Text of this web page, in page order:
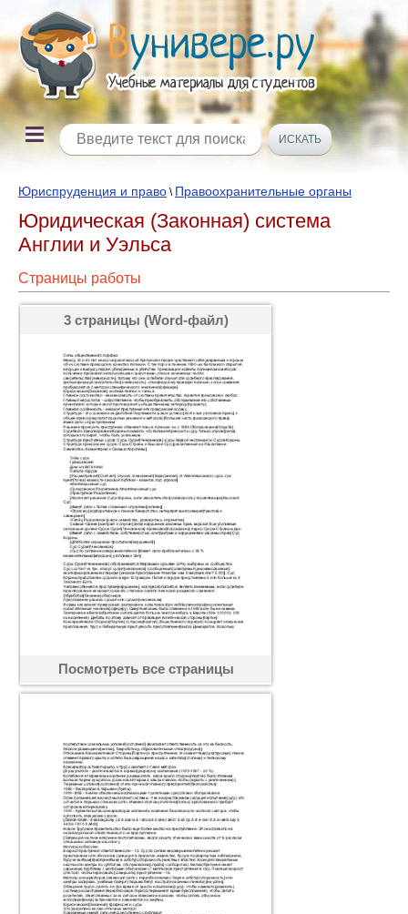
Юриспруденция и право \ Правоохранительные органы
Юридическая (Законная) система
Англии и Уэльса
Страницы работы
3 страницы (Word-файл)
Посмотреть все страницы